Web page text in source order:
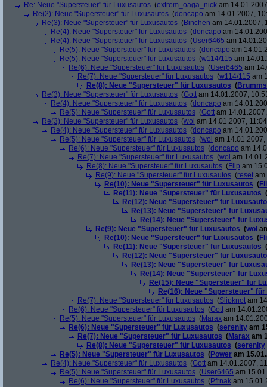
Re: Neue "Supersteuer" für Luxusautos (extrem_oaga_nick am
Re(2): Neue "Supersteuer" für Luxusautos (doncapo am 14.01.2007,
Re(3): Neue "Supersteuer" für Luxusautos (Binchen am 14.01.2007,
Re(4): Neue "Supersteuer" für Luxusautos (doncapo am
Re(4): Neue "Supersteuer" für Luxusautos (User6465 am
Re(5): Neue "Supersteuer" für Luxusautos (doncapo am
Re(5): Neue "Supersteuer" für Luxusautos (w114/115 am
Re(6): Neue "Supersteuer" für Luxusautos (User6465 am
Re(7): Neue "Supersteuer" für Luxusautos (w114/115 am
Re(8): Neue "Supersteuer" für Luxusautos (
Re(3): Neue "Supersteuer" für Luxusautos (Gott am 14.01.2007,
Re(4): Neue "Supersteuer" für Luxusautos (doncapo am
Re(5): Neue "Supersteuer" für Luxusautos (Gott am
Re(3): Neue "Supersteuer" für Luxusautos (wol am 14.01.2007,
Re(4): Neue "Supersteuer" für Luxusautos (doncapo am
Re(5): Neue "Supersteuer" für Luxusautos (wol am 14.01.2007,
Re(6): Neue "Supersteuer" für Luxusautos (doncapo am
Re(7): Neue "Supersteuer" für Luxusautos (wol am
Re(8): Neue "Supersteuer" für Luxusautos (Flip am
Re(9): Neue "Supersteuer" für Luxusautos (reset am
Re(10): Neue "Supersteuer" für Luxusautos (
Re(11): Neue "Supersteuer" für Luxusautos (
Re(12): Neue "Supersteuer" für
Re(13): Neue "Supersteuer" für
Re(14): Neue "Supersteuer" für
Re(9): Neue "Supersteuer" für Luxusautos (wol
Re(10): Neue "Supersteuer" für Luxusautos (
Re(11): Neue "Supersteuer" für Luxusautos (
Re(12): Neue "Supersteuer" für
Re(13): Neue "Supersteuer" für
Re(14): Neue "Supersteuer" für
Re(15): Neue "Supersteuer" für
Re(16): Neue "Supersteuer"
Re(7): Neue "Supersteuer" für Luxusautos (Slipknot am
Re(6): Neue "Supersteuer" für Luxusautos (Gott am
Re(5): Neue "Supersteuer" für Luxusautos (Marax am
Re(6): Neue "Supersteuer" für Luxusautos (serenity am
Re(7): Neue "Supersteuer" für Luxusautos (Marax am
Re(8): Neue "Supersteuer" für Luxusautos (serenity
Re(5): Neue "Supersteuer" für Luxusautos (Power am
Re(4): Neue "Supersteuer" für Luxusautos (Gott am 14.01.2007,
Re(5): Neue "Supersteuer" für Luxusautos (User6465 am
Re(6): Neue "Supersteuer" für Luxusautos (Pfrnak am